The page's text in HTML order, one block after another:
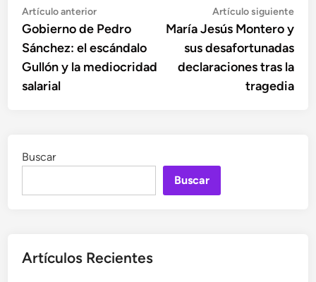
Navegación
de
entradas
Artículo anteriorArtículo
anterior:
Gobierno de Pedro
Sánchez: el escándalo
Gullón y la mediocridad
salarial
Artículo siguiente
María Jesús Montero y
sus desafortunadas
declaraciones tras la
tragedia
Buscar
Buscar
Artículos Recientes